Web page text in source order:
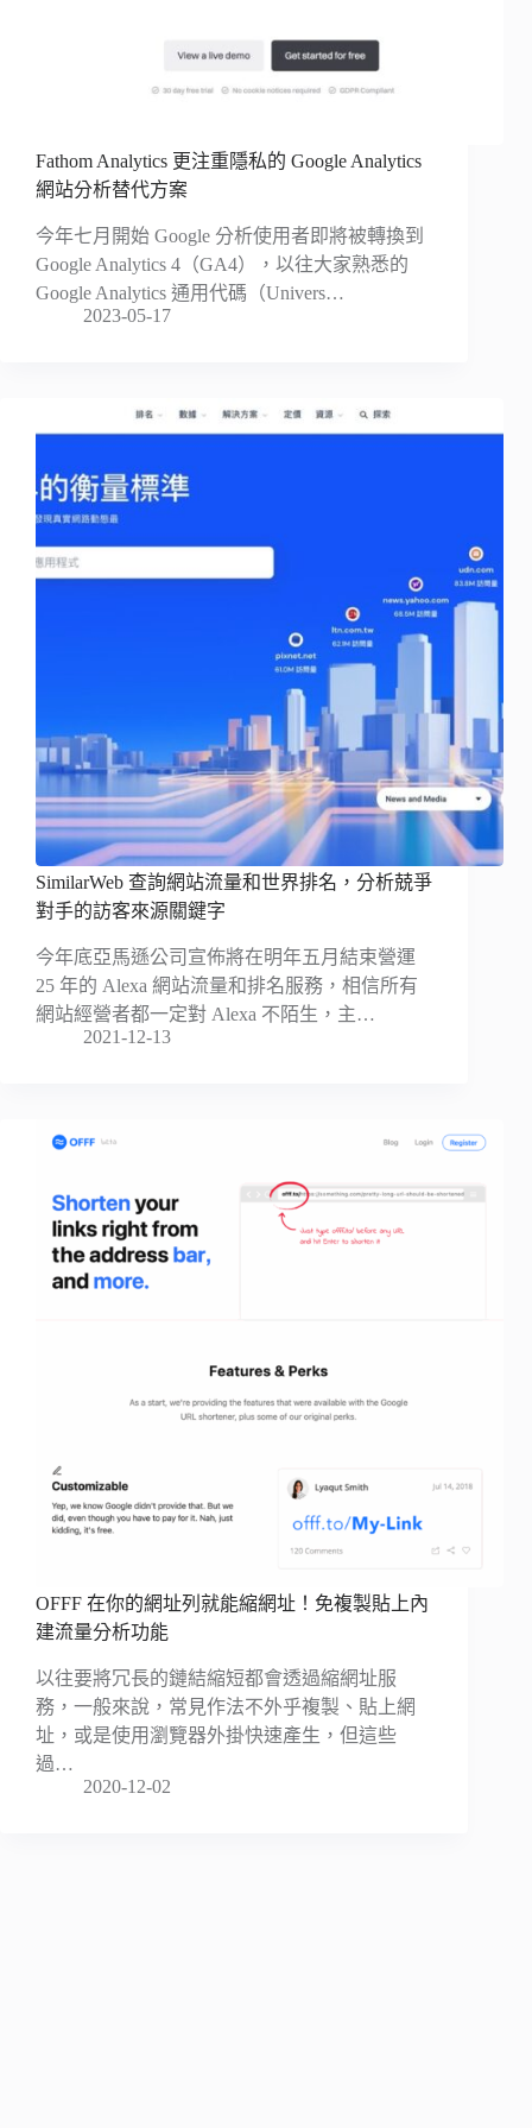
Fathom Analytics 更注重隱私的 Google Analytics
網站分析替代方案
今年七月開始 Google 分析使用者即將被轉換到
Google Analytics 4（GA4），以往大家熟悉的
Google Analytics 通用代碼（Univers…
2023-05-17
SimilarWeb 查詢網站流量和世界排名，分析兢爭
對手的訪客來源關鍵字
今年底亞馬遜公司宣佈將在明年五月結束營運
25 年的 Alexa 網站流量和排名服務，相信所有
網站經營者都一定對 Alexa 不陌生，主…
2021-12-13
OFFF 在你的網址列就能縮網址！免複製貼上內
建流量分析功能
以往要將冗長的鏈結縮短都會透過縮網址服
務，一般來說，常見作法不外乎複製、貼上網
址，或是使用瀏覽器外掛快速產生，但這些
過…
2020-12-02